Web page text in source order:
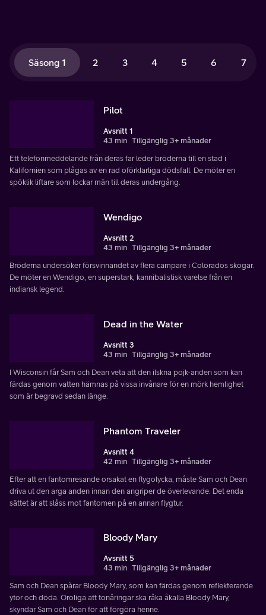
Säsong 1 2 3 4 5 6 7
Pilot
Avsnitt 1
43 min Tillgänglig 3+ månader
Ett telefonmeddelande från deras far leder bröderna till en stad i
Kalifornien som plågas av en rad oförklarliga dödsfall. De möter en
spöklik liftare som lockar män till deras undergång.
Wendigo
Avsnitt 2
43 min Tillgänglig 3+ månader
Bröderna undersöker försvinnandet av flera campare i Colorados skogar.
De möter en Wendigo, en superstark, kannibalistisk varelse från en
indiansk legend.
Dead in the Water
Avsnitt 3
43 min Tillgänglig 3+ månader
I Wisconsin får Sam och Dean veta att den ilskna pojk-anden som kan
färdas genom vatten hämnas på vissa invånare för en mörk hemlighet
som är begravd sedan länge.
Phantom Traveler
Avsnitt 4
42 min Tillgänglig 3+ månader
Efter att en fantomresande orsakat en flygolycka, måste Sam och Dean
driva ut den arga anden innan den angriper de överlevande. Det enda
sättet är att slåss mot fantomen på en annan flygtur.
Bloody Mary
Avsnitt 5
43 min Tillgänglig 3+ månader
Sam och Dean spårar Bloody Mary, som kan färdas genom reflekterande
ytor och döda. Oroliga att tonåringar ska råka åkalla Bloody Mary,
skyndar Sam och Dean för att förgöra henne.